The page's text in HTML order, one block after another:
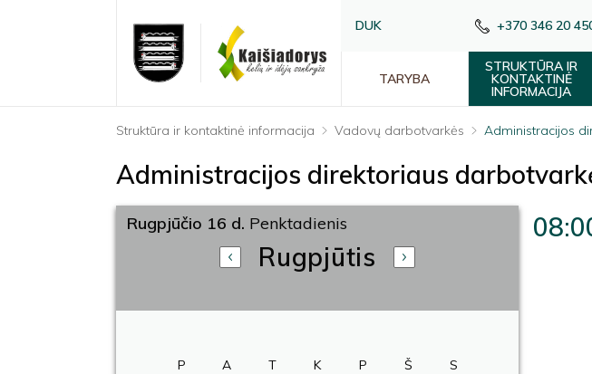
DUK +370 346 20
TARYBA
STRUKTŪRA IR
KONTAKTINĖ
INFORMACIJA
Struktūra ir kontaktinė informacija Vadovų darbotvarkės Administracijos
Administracijos direktoriaus
Rugpjūčio 16 d. Penktadienis
Rugpjūtis
P A T K P Š S